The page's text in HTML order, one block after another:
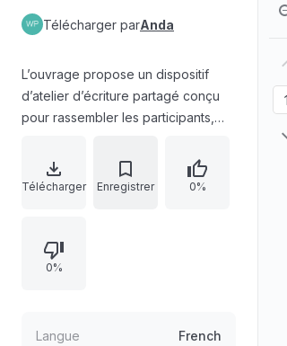
Télécharger parAnda
L’ouvrage propose un dispositif
d’atelier d’écriture partagé conçu
pour rassembler les participants,
connaissance de soi à travers
l’appropriation des mots.
échanges. Structuré en quatre
cycles de dix à quinze séances, le
d’adultes ou de jeunes et créer une
Télécharger Enregistrer 0%
0%
Langue
French